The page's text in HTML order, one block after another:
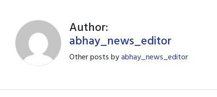
Author:
abhay_news_editor
Other posts byabhay_news_editor